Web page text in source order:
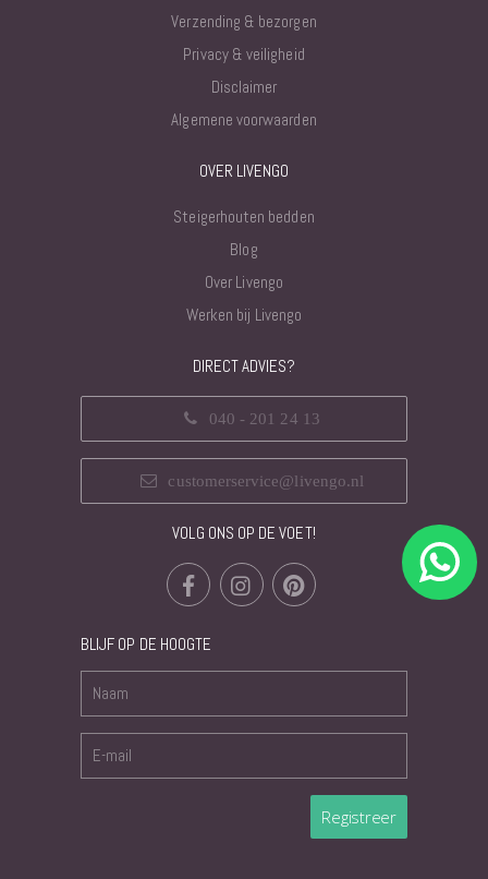
Verzending & bezorgen
Privacy & veiligheid
Disclaimer
Algemene voorwaarden
OVER LIVENGO
Steigerhouten bedden
Blog
Over Livengo
Werken bij Livengo
DIRECT ADVIES?
040 - 201 24 13
customerservice@livengo.nl
VOLG ONS OP DE VOET!
BLIJF OP DE HOOGTE
Registreer